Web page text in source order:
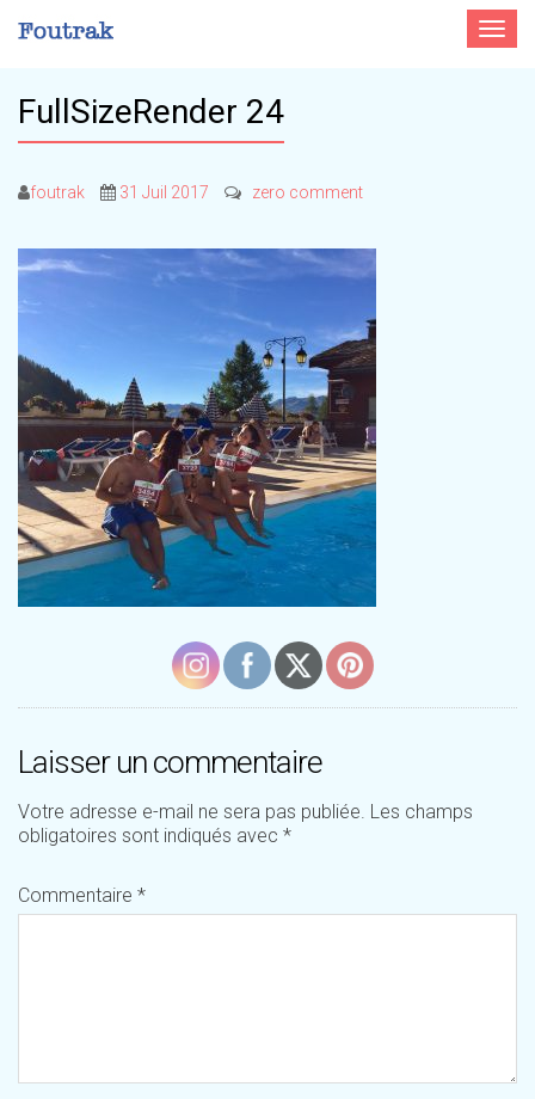
Toggle
FullSizeRender 24
foutrak 31 Juil 2017 zero comment
Laisser un commentaire
Votre adresse e-mail ne sera pas publiée. Les champs
obligatoires sont indiqués avec *
Commentaire *